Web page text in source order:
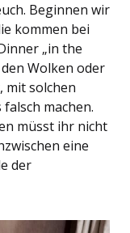
Beginnen wir
kommen bei
„in the
Wolken oder
mit solchen
machen.
müsst ihr nicht
eine
der